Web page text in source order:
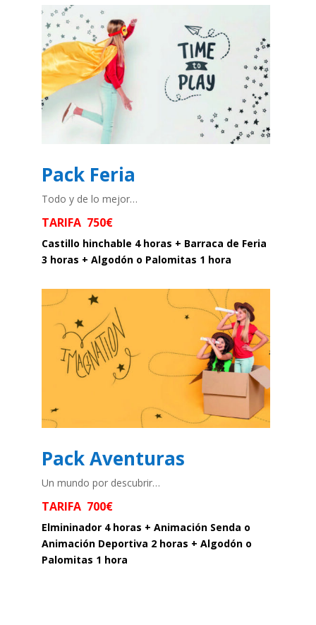
Pack Feria
Todo y de lo mejor…
TARIFA 750€
Castillo hinchable 4 horas + Barraca de Feria
3 horas + Algodón o Palomitas 1 hora
Pack Aventuras
Un mundo por descubrir…
TARIFA 700€
Elmininador 4 horas + Animación Senda o
Animación Deportiva 2 horas + Algodón o
Palomitas 1 hora